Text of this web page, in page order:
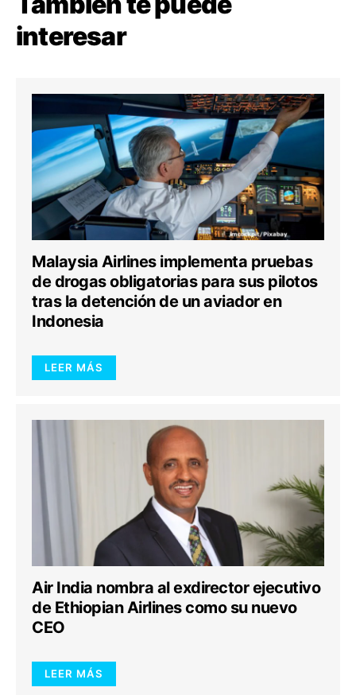
interesar
Malaysia Airlines implementa pruebas
de drogas obligatorias para sus pilotos
tras la detención de un aviador en
Indonesia
LEER MÁS
Air India nombra al exdirector ejecutivo
de Ethiopian Airlines como su nuevo
CEO
LEER MÁS